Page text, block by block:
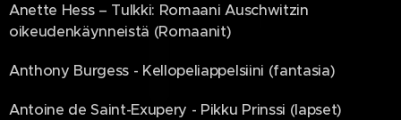
Anette Hess – Tulkki: Romaani Auschwitzin
oikeudenkäynneistä (Romaanit)
Anthony Burgess - Kellopeliappelsiini (fantasia)
Antoine de Saint-Exupery - Pikku Prinssi (lapset)